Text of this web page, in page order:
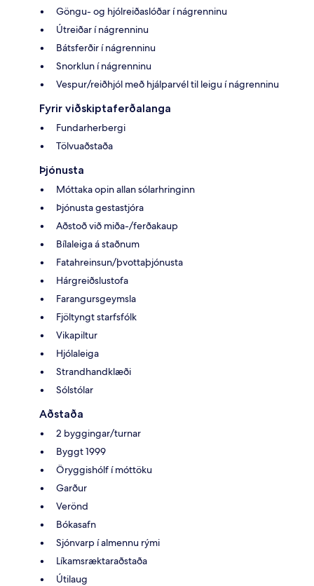
Göngu- og hjólreiðaslóðar í nágrenninu
Útreiðar í nágrenninu
Bátsferðir í nágrenninu
Snorklun í nágrenninu
Vespur/reiðhjól með hjálparvél til leigu í nágrenninu
Fyrir viðskiptaferðalanga
Fundarherbergi
Tölvuaðstaða
Þjónusta
Móttaka opin allan sólarhringinn
Þjónusta gestastjóra
Aðstoð við miða-/ferðakaup
Bílaleiga á staðnum
Fatahreinsun/þvottaþjónusta
Hárgreiðslustofa
Farangursgeymsla
Fjöltyngt starfsfólk
Vikapiltur
Hjólaleiga
Strandhandklæði
Sólstólar
Aðstaða
2 byggingar/turnar
Byggt 1999
Öryggishólf í móttöku
Garður
Verönd
Bókasafn
Sjónvarp í almennu rými
Líkamsræktaraðstaða
Útilaug